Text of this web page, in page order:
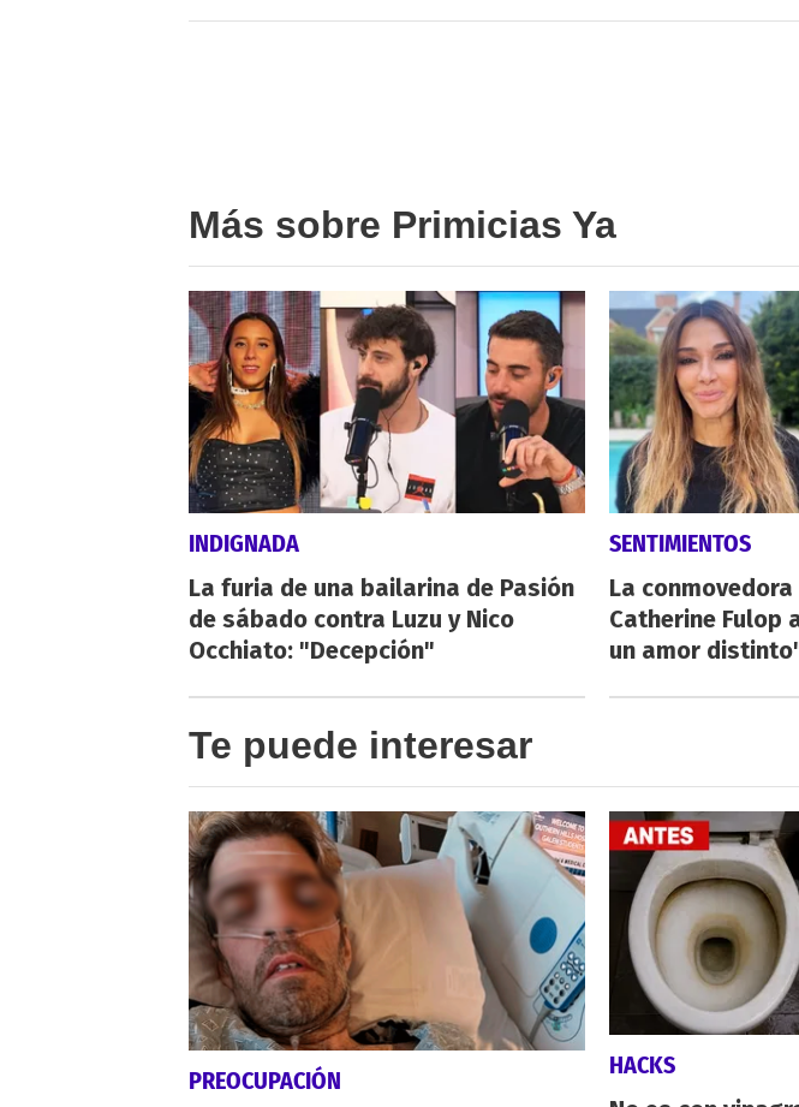
Más sobre Primicias Ya
INDIGNADA
La furia de una bailarina de Pasión
de sábado contra Luzu y Nico
Occhiato: "Decepción"
SENTIMIENTOS
La
Catherine Fulop
un amor
Te puede interesar
PREOCUPACIÓN
HACKS